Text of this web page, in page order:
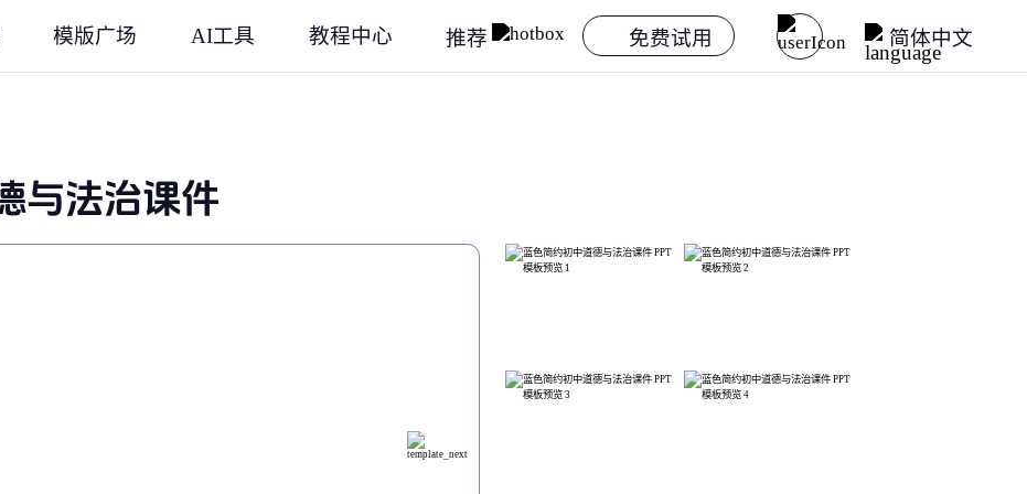
模版广场 AI工具 教程中心 推荐 免费试用 简体中文
与法治课件